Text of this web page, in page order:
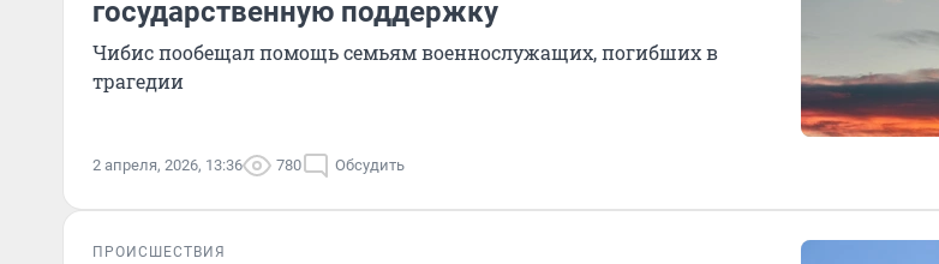
государственную поддержку
Чибис пообещал помощь семьям военнослужащих, погибших в
трагедии
2 апреля, 2026, 13:36 780 Обсудить
ПРОИСШЕСТВИЯ